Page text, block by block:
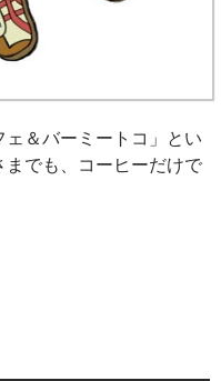
＆バーミートコ」とい
までも、コーヒーだけで